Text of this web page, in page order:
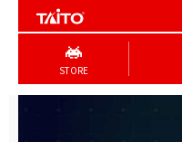
STORE